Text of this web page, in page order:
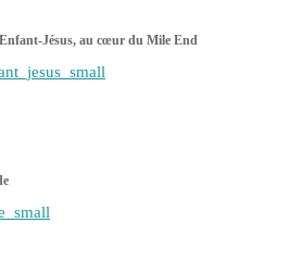
Enfant-Jésus, au cœur du Mile End